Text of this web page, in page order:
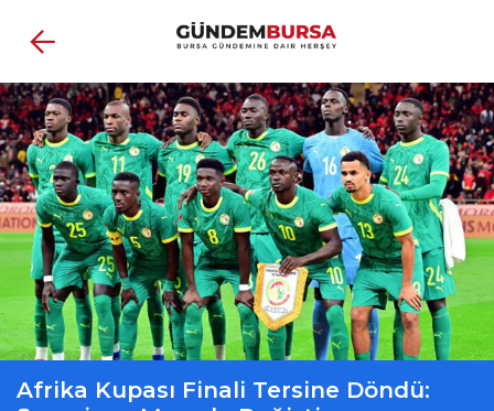
Afrika Kupası Finali Tersine Döndü: